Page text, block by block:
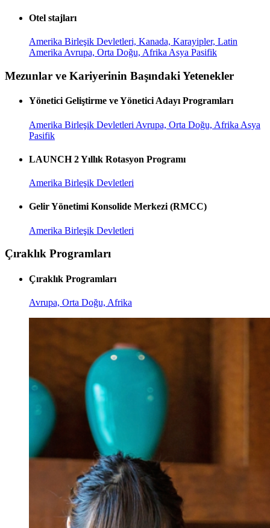
Otel stajları
Amerika Birleşik Devletleri, Kanada, Karayipler, Latin
Amerika Avrupa, Orta Doğu, Afrika Asya Pasifik
Mezunlar ve Kariyerinin Başındaki Yetenekler
Yönetici Geliştirme ve Yönetici Adayı Programları
Amerika Birleşik Devletleri Avrupa, Orta Doğu, Afrika Asya
Pasifik
LAUNCH 2 Yıllık Rotasyon Programı
Amerika Birleşik Devletleri
Gelir Yönetimi Konsolide Merkezi (RMCC)
Amerika Birleşik Devletleri
Çıraklık Programları
Çıraklık Programları
Avrupa, Orta Doğu, Afrika